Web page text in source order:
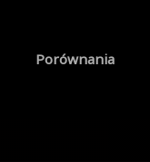
Porównania